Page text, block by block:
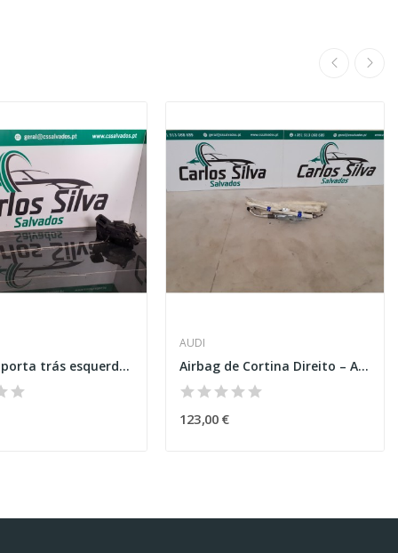
Fecho da porta trás esquerda - Seat Leon ST
AUDI
Airbag de Cortina Direito – AUDI Q7 (4LB)
123,00 €